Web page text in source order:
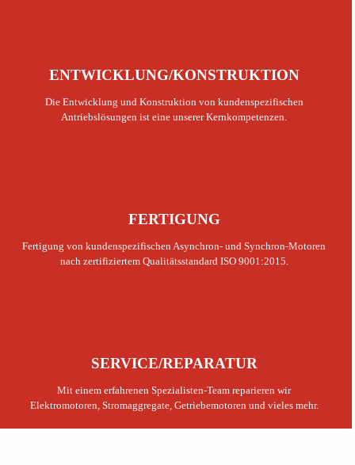
ENTWICKLUNG/KONSTRUKTION
Die Entwicklung und Konstruktion von kundenspezifischen
Antriebslösungen ist eine unserer Kernkompetenzen.
FERTIGUNG
Fertigung von kundenspezifischen Asynchron- und Synchron-Motoren
nach zertifiziertem Qualitätsstandard ISO 9001:2015.
SERVICE/REPARATUR
Mit einem erfahrenen Spezialisten-Team reparieren wir
Elektromotoren, Stromaggregate, Getriebemotoren und vieles mehr.